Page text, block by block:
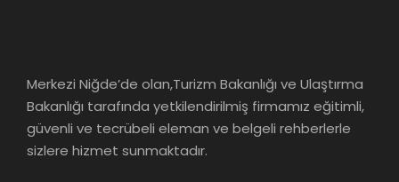
Merkezi Niğde’de olan,Turizm Bakanlığı ve Ulaştırma
Bakanlığı tarafında yetkilendirilmiş firmamız eğitimli,
güvenli ve tecrübeli eleman ve belgeli rehberlerle
sizlere hizmet sunmaktadır.